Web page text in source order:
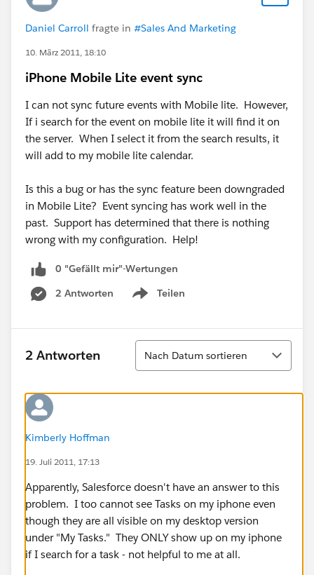
Daniel Carroll fragte in #Sales And Marketing
10. März 2011, 18:10
iPhone Mobile Lite event sync
I can not sync future events with Mobile lite. However,
If i search for the event on mobile lite it will find it on
the server. When I select it from the search results, it
will add to my mobile lite calendar.
Is this a bug or has the sync feature been downgraded
in Mobile Lite? Event syncing has work well in the
past. Support has determined that there is nothing
wrong with my configuration. Help!
0 "Gefällt mir"-Wertungen
2 Antworten
Teilen
Show menu
2 Antworten
Sortieren
Nach Datum sortieren
Kimberly Hoffman
19. Juli 2011, 17:13
Apparently, Salesforce doesn't have an answer to this
problem. I too cannot see Tasks on my iphone even
though they are all visible on my desktop version
under "My Tasks." They ONLY show up on my iphone
if I search for a task - not helpful to me at all.